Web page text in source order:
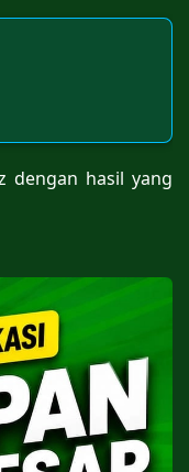
dengan hasil yang